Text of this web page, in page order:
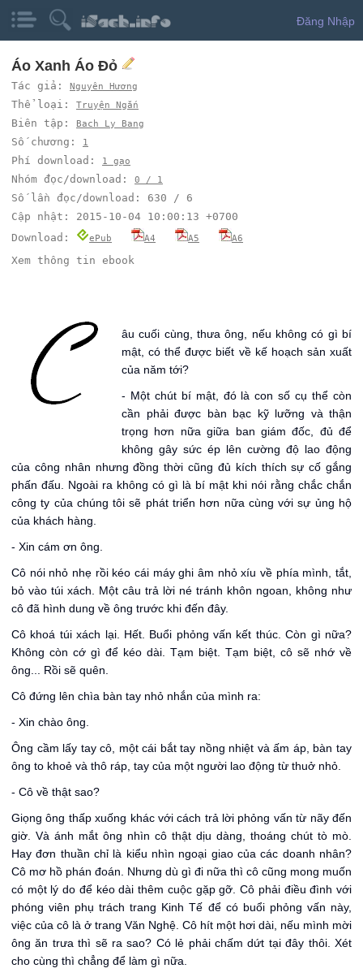
Đăng Nhập
Áo Xanh Áo Đỏ
Tác giả: Nguyên Hương
Thể loại: Truyện Ngắn
Biên tập: Bach Ly Bang
Số chương: 1
Phí download: 1 gạo
Nhóm đọc/download: 0 / 1
Số lần đọc/download: 630 / 6
Cập nhật: 2015-10-04 10:00:13 +0700
Download:
ePub A4 A5 A6
Xem thông tin ebook
âu cuối cùng, thưa ông, nếu không có gì bí
mật, có thể được biết về kế hoạch sản xuất
của năm tới?
- Một chút bí mật, đó là con số cụ thể còn
cần phải được bàn bạc kỹ lưỡng và thận
trọng hơn nữa giữa ban giám đốc, đủ để
không gây sức ép lên cường độ lao động
của công nhân nhưng đồng thời cũng đủ kích thích sự cố gắng
phấn đấu. Ngoài ra không có gì là bí mật khi nói rằng chắc chắn
công ty của chúng tôi sẽ phát triển hơn nữa cùng với sự ủng hộ
của khách hàng.
- Xin cám ơn ông.
Cô nói nhỏ nhẹ rồi kéo cái máy ghi âm nhỏ xíu về phía mình, tắt,
bỏ vào túi xách. Một câu trả lời né tránh khôn ngoan, không như
cô đã hình dung về ông trước khi đến đây.
Cô khoá túi xách lại. Hết. Buổi phỏng vấn kết thúc. Còn gì nữa?
Không còn cớ gì để kéo dài. Tạm biệt. Tạm biệt, cô sẽ nhớ về
ông... Rồi sẽ quên.
Cô đứng lên chìa bàn tay nhỏ nhắn của mình ra:
- Xin chào ông.
Ông cầm lấy tay cô, một cái bắt tay nồng nhiệt và ấm áp, bàn tay
ông to khoẻ và thô ráp, tay của một người lao động từ thuở nhỏ.
- Cô về thật sao?
Giọng ông thấp xuống khác với cách trả lời phỏng vấn từ nãy đến
giờ. Và ánh mắt ông nhìn cô thật dịu dàng, thoáng chút tò mò.
Hay đơn thuần chỉ là kiểu nhìn ngoại giao của các doanh nhân?
Cô mơ hồ phán đoán. Nhưng dù gì đi nữa thì cô cũng mong muốn
có một lý do để kéo dài thêm cuộc gặp gỡ. Cô phải điều đình với
phóng viên phụ trách trang Kinh Tế để có buổi phỏng vấn này,
việc của cô là ở trang Văn Nghệ. Cô hít một hơi dài, nếu mình mời
ông ăn trưa thì sẽ ra sao? Có lẻ phải chấm dứt tại đây thôi. Xét
cho cùng thì chẳng để làm gì nữa.